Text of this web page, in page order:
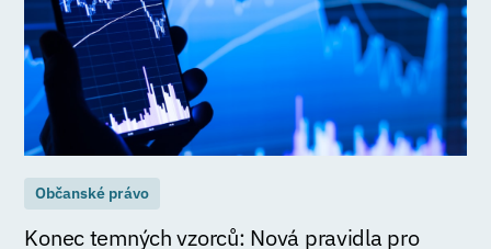
Občanské právo
Konec temných vzorců: Nová pravidla pro